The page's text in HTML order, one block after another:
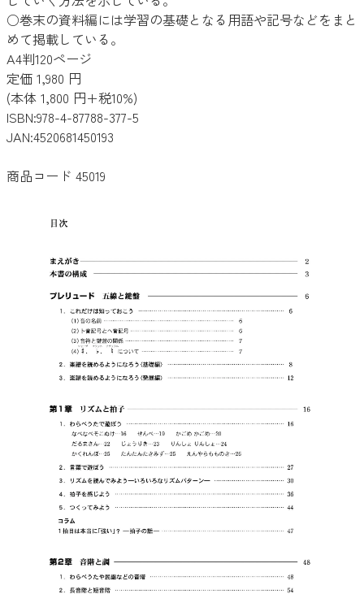
○巻末の資料編には学習の基礎となる用語や記号などをまと
めて掲載している。
A4判120ページ
定価 1,980 円
(本体 1,800 円+税10%)
ISBN:978-4-87788-377-5
JAN:4520681450193
商品コード 45019